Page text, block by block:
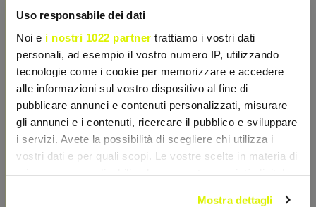
Uso responsabile dei dati
Noi e i nostri 1022 partner trattiamo i vostri dati
personali, ad esempio il vostro numero IP, utilizzando
tecnologie come i cookie per memorizzare e accedere
alle informazioni sul vostro dispositivo al fine di
pubblicare annunci e contenuti personalizzati, misurare
gli annunci e i contenuti, ricercare il pubblico e sviluppare
i servizi. Avete la possibilità di scegliere chi utilizza i
vostri dati e per quali scopi. Le vostre scelte in materia di
Mostra dettagli
sport misti aerobici-
anaerobici. Ottimizza
energia e...
€ 17,15 € 24,50
Accedi o registrati per
sconti esclusivi
sport di resistenza. Fornisce
energia graduale, elettroliti
€ 18,55 € 26,50
Accedi o registrati per
sconti esclusivi
Aggiungi al Carrello